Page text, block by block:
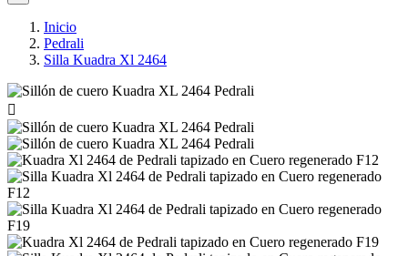
Inicio
Pedrali
Silla Kuadra Xl 2464
